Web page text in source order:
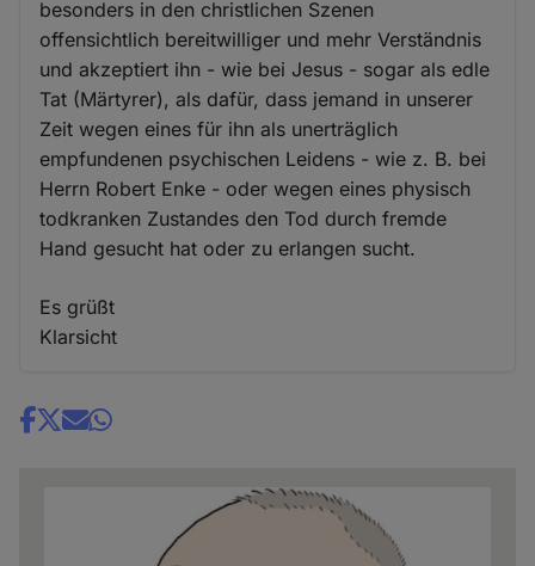
besonders in den christlichen Szenen
offensichtlich bereitwilliger und mehr Verständnis
und akzeptiert ihn - wie bei Jesus - sogar als edle
Tat (Märtyrer), als dafür, dass jemand in unserer
Zeit wegen eines für ihn als unerträglich
empfundenen psychischen Leidens - wie z. B. bei
Herrn Robert Enke - oder wegen eines physisch
todkranken Zustandes den Tod durch fremde
Hand gesucht hat oder zu erlangen sucht.
Es grüßt
Klarsicht
Share